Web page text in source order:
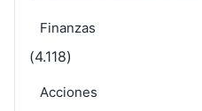
Finanzas
(4.118)
Acciones